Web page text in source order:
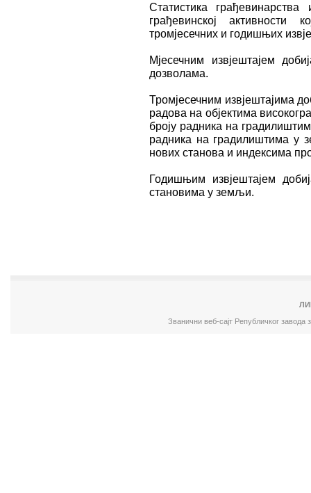
Статистика
грађевинској активности
тромјесечних и годишњих
Mјесечним извјештајем
дозволама.
Тромјесечним извјештајима
радова на објектима
броју радника на
радника на градилиштима у
нових станова и индексима
Годишњим извјештајем
становима у земљи.
Званични веб-сајт Републичког